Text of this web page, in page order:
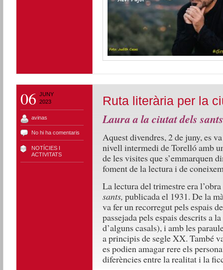
06 JUNY
2023
avinas
No hi ha comentaris
NOTÍCIES I
ACTIVITATS
Ruta literària per la
Laura a la ciutat dels sants
Aquest divendres, 2 de juny, es
nivell intermedi de Torelló amb
de les visites que s’emmarquen
foment de la lectura i de
La lectura del trimestre era
sants, publicada el 1931. De la
va fer un recorregut pels espais
passejada pels espais descrits a
d’alguns casals), i amb les
a principis de segle XX. També
es podien amagar rere els
diferències entre la realitat i la